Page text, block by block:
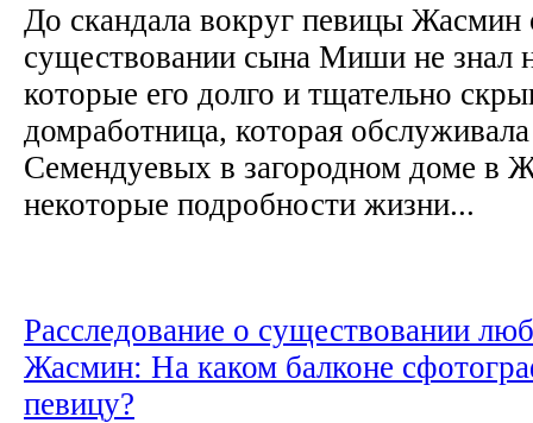
До скандала вокруг певицы Жасмин
существовании сына Миши не знал
которые его долго и тщательно
домработница, которая
Семендуевых в загородном доме в
некоторые подробности жизни...
Расследование о существовании
Жасмин: На каком балконе
певицу?